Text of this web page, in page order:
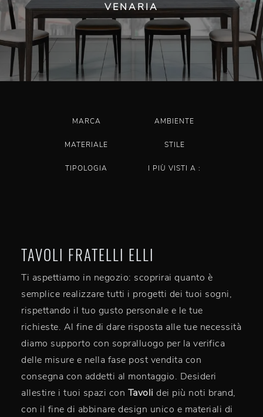
VENARIA
MARCA AMBIENTE
MATERIALE STILE
TIPOLOGIA I PIÙ VISTI A :
TAVOLI FRATELLI ELLI
Ti aspettiamo in negozio: scoprirai quanto è
semplice realizzare tutti i progetti dei tuoi sogni,
rispettando il tuo gusto personale e le tue
richieste. Al fine di dare risposta alle tue necessità
diamo supporto con sopralluogo per la verifica
delle misure e nella fase post vendita con
consegna con addetti al montaggio. Desideri
allestire i tuoi spazi con Tavoli dei più noti brand,
con il fine di abbinare design unico e materiali di